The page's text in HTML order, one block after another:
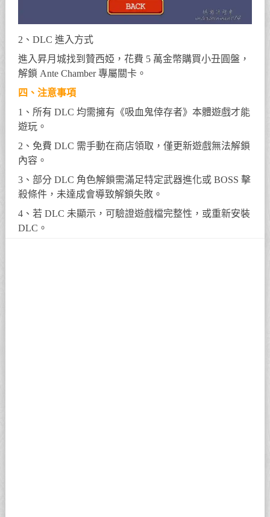
2、DLC 進入方式
進入昇月城找到贊西婭，花費 5 萬金幣購買小丑圓盤，
解鎖 Ante Chamber 專屬關卡。
四、注意事項
1、所有 DLC 均需擁有《吸血鬼倖存者》本體遊戲才能
遊玩。
2、免費 DLC 需手動在商店領取，僅更新遊戲無法解鎖
內容。
3、部分 DLC 角色解鎖需滿足特定武器進化或 BOSS 擊
殺條件，未達成會導致解鎖失敗。
4、若 DLC 未顯示，可驗證遊戲檔完整性，或重新安裝
DLC。